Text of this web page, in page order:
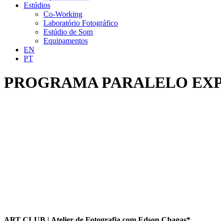
Estúdios
Co-Working
Laboratório Fotográfico
Estúdio de Som
Equipamentos
EN
PT
PROGRAMA PARALELO